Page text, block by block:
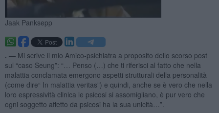
Jaak Panksepp
. — Mi scrive il mio Amico-psichiatra a proposito dello scorso post
sul “caso Seung”: “… Penso (…) che ti riferisci al fatto che nella
malattia conclamata emergono aspetti strutturali della personalità
(come dire“ In malattia veritas”) e quindi, anche se è vero che nella
loro espressività clinica le psicosi si assomigliano, è pur vero che
ogni soggetto affetto da psicosi ha la sua unicità…”.